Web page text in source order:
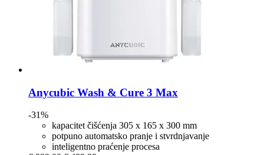
Anycubic Wash & Cure 3 Max
-31%
kapacitet čišćenja 305 x 165 x 300 mm
potpuno automatsko pranje i stvrdnjavanje
inteligentno praćenje procesa